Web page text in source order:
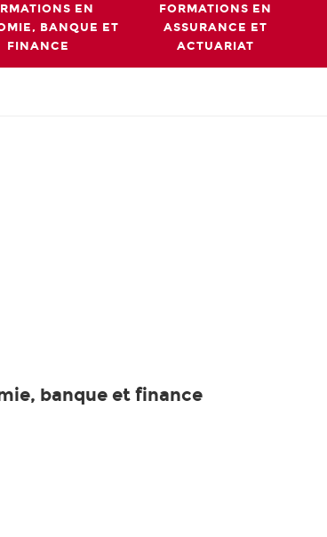
EN
BANQUE ET
FINANCE
FORMATIONS EN
ASSURANCE ET
ACTUARIAT
banque et finance